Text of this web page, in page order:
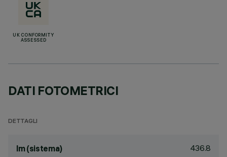
UK CONFORMITY
ASSESSED
DATI FOTOMETRICI
DETTAGLI
lm (sistema) 436.8